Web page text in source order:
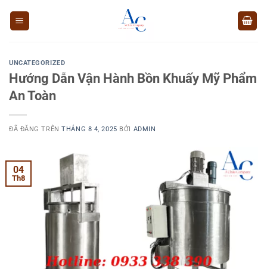
UNCATEGORIZED
Hướng Dẫn Vận Hành Bồn Khuấy Mỹ Phẩm
An Toàn
ĐÃ ĐĂNG TRÊNTHÁNG 8 4, 2025 BỞI ADMIN
04
Th8